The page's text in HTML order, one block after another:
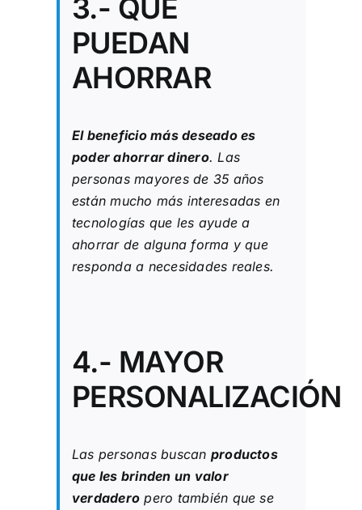
3.- QUE
PUEDAN
AHORRAR
El beneficio más deseado es
poder ahorrar dinero. Las
personas mayores de 35 años
están mucho más interesadas en
tecnologías que les ayude a
ahorrar de alguna forma y que
responda a necesidades reales.
4.- MAYOR
PERSONALIZACIÓN
Las personas buscan productos
que les brinden un valor
verdadero pero también que se